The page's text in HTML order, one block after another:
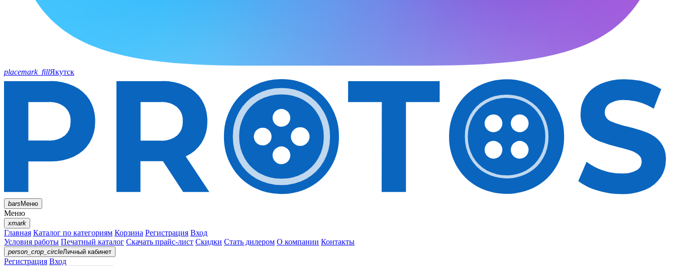
placemark_fillЯкутск
barsМеню
Меню
xmark
Главная Каталог по категориям Корзина Регистрация Вход
Условия работы Печатный каталог Скачать прайс-лист Скидки Стать дилером О компании Контакты
person_crop_circleЛичный кабинет
Регистрация Вход